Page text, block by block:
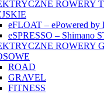
ROWERY
eFLOAT – ePowered by
eSPRESSO – Shimano
ROWERY
ROAD
GRAVEL
FITNESS